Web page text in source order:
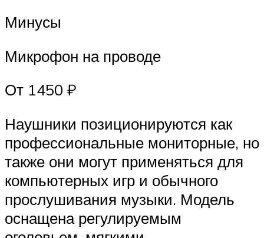
Минусы
Микрофон на проводе
От 1450 ₽
Наушники позиционируются как
профессиональные мониторные, но
также они могут применяться для
компьютерных игр и обычного
прослушивания музыки. Модель
оснащена регулируемым